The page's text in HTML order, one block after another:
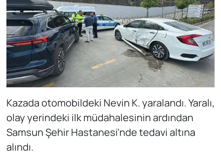
Kazada otomobildeki Nevin K. yaralandı. Yaralı,
olay yerindeki ilk müdahalesinin ardından
Samsun Şehir Hastanesi'nde tedavi altına
alındı.